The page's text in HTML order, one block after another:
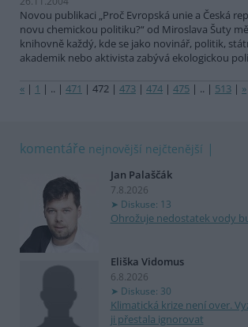
Novou publikaci „Proč Evropská unie a Česká
novu chemickou politiku?“ od Miroslava Šuty
knihovně každý, kde se jako novinář, politik,
akademik nebo aktivista zabývá ekologickou
« | 1 | .. | 471 | 472 | 473 | 474 | 475 | .. | 513 | »
komentáře nejnovější nejčtenější
Jan Palaščák
7.8.2026
Diskuse: 13
Ohrožuje nedostatek vody
Eliška Vidomus
6.8.2026
Diskuse: 30
Klimatická krize není over.
ji přestala ignorovat